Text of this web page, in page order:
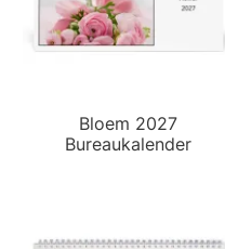
Bloem 2027
Bureaukalender